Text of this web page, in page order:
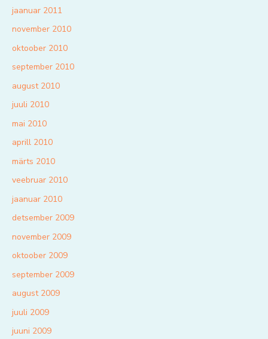
jaanuar 2011
november 2010
oktoober 2010
september 2010
august 2010
juuli 2010
mai 2010
aprill 2010
märts 2010
veebruar 2010
jaanuar 2010
detsember 2009
november 2009
oktoober 2009
september 2009
august 2009
juuli 2009
juuni 2009